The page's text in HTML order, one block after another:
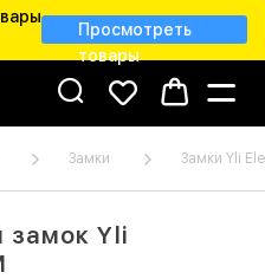
Просмотреть
товары
Замки Замки Yli
замок Yli